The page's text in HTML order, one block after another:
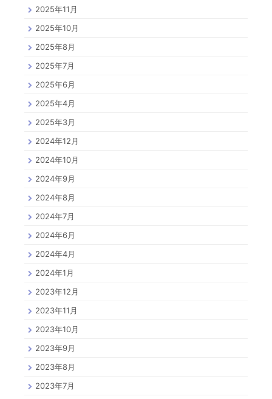
2025年11月
2025年10月
2025年8月
2025年7月
2025年6月
2025年4月
2025年3月
2024年12月
2024年10月
2024年9月
2024年8月
2024年7月
2024年6月
2024年4月
2024年1月
2023年12月
2023年11月
2023年10月
2023年9月
2023年8月
2023年7月